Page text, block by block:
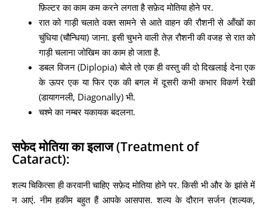
फ़िल्टर का काम कम करने लगता है सफ़ेद मोतिया होने पर.
रात को गाड़ी चलाते वक्त सामने से आते वाहन की रौशनी से आँखों का
चुंधिया (चौन्धिया) जाना. इसी चुभने वाली तेज़ रौशनी की वजह से रात को
गाड़ी चलाना जोखिम का काम हो जाता है.
डबल विजन (Diplopia) बोले तो एक ही वस्तु की दो दिखलाई देना एक
के ऊपर एक या फिर एक की बगल में दूसरी कभी कभार विकर्ण रेखी
(डायागनली, Diagonally) भी.
चश्मे का नम्बर यकायक बदलना.
सफेद मोतिया का इलाज (Treatment of
Cataract):
शल्य चिकित्सा ही करवानी चाहिए सफ़ेद मोतिया होने पर. किसी भी और के झांसे में
न आएं. नीम हकीम बहुत हैं आपके आसपास. शल्य के दौरान सर्जन (शल्यक,